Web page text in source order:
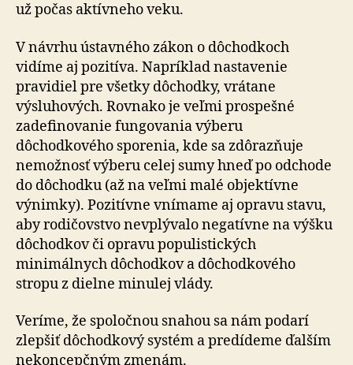
už počas aktívneho veku.
V návrhu ústavného zákon o dôchodkoch
vidíme aj pozitíva. Napríklad nastavenie
pravidiel pre všetky dôchodky, vrátane
výsluhových. Rovnako je veľmi prospešné
zadefinovanie fungovania výberu
dôchodkového sporenia, kde sa zdôrazňuje
nemožnosť výberu celej sumy hneď po odchode
do dôchodku (až na veľmi malé objektívne
výnimky). Pozitívne vnímame aj opravu stavu,
aby rodičovstvo nevplývalo negatívne na výšku
dôchodkov či opravu populistických
minimálnych dôchodkov a dôchodkového
stropu z dielne minulej vlády.
Veríme, že spoločnou snahou sa nám podarí
zlepšiť dôchodkový systém a predídeme ďalším
nekoncepčným zmenám.